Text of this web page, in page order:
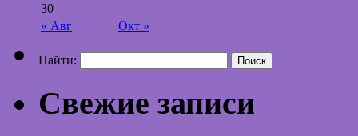
« Авг Окт »
30
Найти:
Свежие записи